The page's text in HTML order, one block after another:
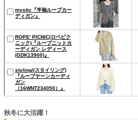
mystic『半袖ループカー
ディガン』
ROPE' PICNIC(ロペピク
ニック)『ループニットカ
ーディガン レディース
(GDK13900)』
styling/(スタイリング)
『ループヤーンカーディ
ガン
（16WNT234050）』
秋冬に大活躍！